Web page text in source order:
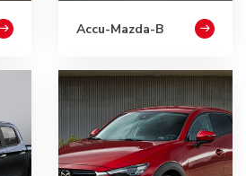
Accu-Mazda-B